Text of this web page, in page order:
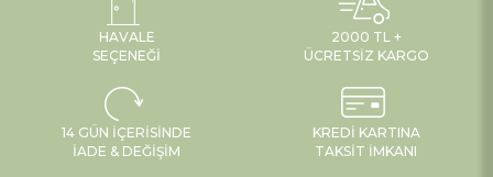
HAVALE
SEÇENEĞI
2000 TL +
ÜCRETSIZ KARGO
14 GÜN İÇERISINDE
İADE & DEĞIŞIM
KREDI KARTINA
TAKSIT İMKANI